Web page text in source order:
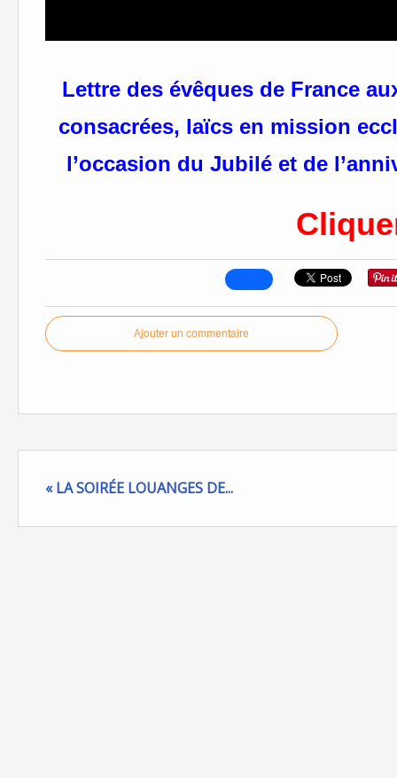
Lettre des évêques de France
consacrées, laïcs en mission
l’occasion du Jubilé et de
Ajouter un commentaire
« LA SOIRÉE LOUANGES DE...